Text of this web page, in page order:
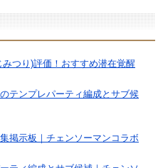
みつり)評価！おすすめ潜在覚醒
テンプレパーティ編成とサブ候
掲示板｜チェンソーマンコラボ